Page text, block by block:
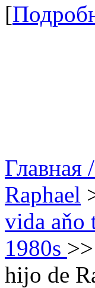
[
Главная
Raphael
vida aňo
1980s >>
hijo de